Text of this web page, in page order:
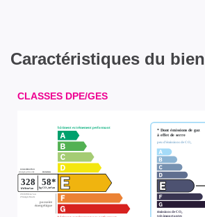
Caractéristiques du bien
CLASSES DPE/GES